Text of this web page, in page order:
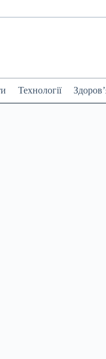
Технології